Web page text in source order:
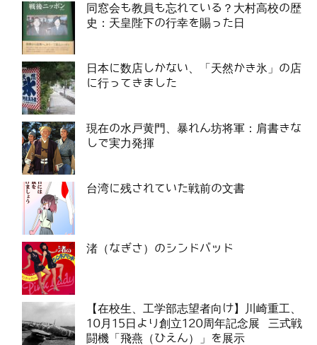
同窓会も教員も忘れている？大村高校の歴
史：天皇陛下の行幸を賜った日
日本に数店しかない、「天然かき氷」の店
に行ってきました
現在の水戸黄門、暴れん坊将軍：肩書きな
しで実力発揮
台湾に残されていた戦前の文書
渚（なぎさ）のシンドバッド
【在校生、工学部志望者向け】川崎重工、
10月15日より創立120周年記念展 三式戦
闘機「飛燕（ひえん）」を展示